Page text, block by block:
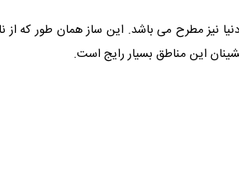
نیز مطرح می باشد. این ساز همان طور
این مناطق بسیار رایج است.